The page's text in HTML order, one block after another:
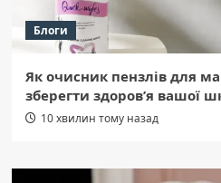
Блоги
Як очисник пензлів для
зберегти здоров’я вашої
10 хвилин тому назад